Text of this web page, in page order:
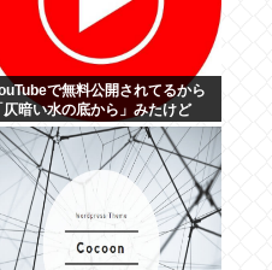
で無料公開されてるから
仄暗い水の底から」みたけど